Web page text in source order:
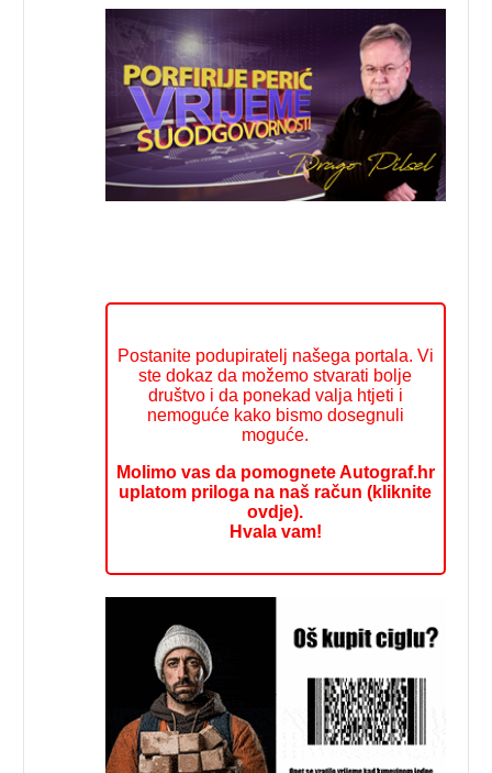
Postanite podupiratelj našega portala. Vi
ste dokaz da možemo stvarati bolje
društvo i da ponekad valja htjeti i
nemoguće kako bismo dosegnuli
moguće.
Molimo vas da pomognete Autograf.hr
uplatom priloga na naš račun (kliknite
ovdje).
Hvala vam!